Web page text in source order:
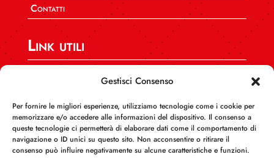
Gestisci Consenso
Per fornire le migliori esperienze, utilizziamo tecnologie come i cookie per
memorizzare e/o accedere alle informazioni del dispositivo. Il consenso a
queste tecnologie ci permetterà di elaborare dati come il comportamento di
navigazione o ID unici su questo sito. Non acconsentire o ritirare il
consenso può influire negativamente su alcune caratteristiche e funzioni.
Contatti
Link utili
SPI CGIL Nazionale
CGIL Calabria
INCA Calabria
AUSER Calabria